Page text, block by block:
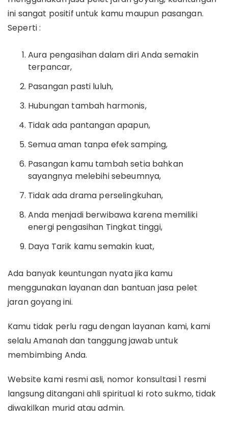
ini sangat positif untuk kamu maupun pasangan.
Seperti :
Aura pengasihan dalam diri Anda semakin
terpancar,
Pasangan pasti luluh,
Hubungan tambah harmonis,
Tidak ada pantangan apapun,
Semua aman tanpa efek samping,
Pasangan kamu tambah setia bahkan
sayangnya melebihi sebeumnya,
Tidak ada drama perselingkuhan,
Anda menjadi berwibawa karena memiliki
energi pengasihan Tingkat tinggi,
Daya Tarik kamu semakin kuat,
Ada banyak keuntungan nyata jika kamu
menggunakan layanan dan bantuan jasa pelet
jaran goyang ini.
Kamu tidak perlu ragu dengan layanan kami, kami
selalu Amanah dan tanggung jawab untuk
membimbing Anda.
Website kami resmi asli, nomor konsultasi 1 resmi
langsung ditangani ahli spiritual ki roto sukmo, tidak
diwakilkan murid atau admin.